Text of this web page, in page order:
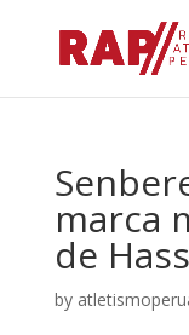
marca
de
by